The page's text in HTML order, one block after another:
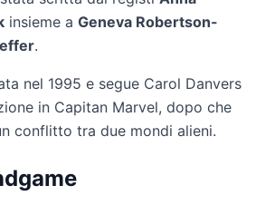
insieme a Geneva Robertson-
.
nel 1995 e segue Carol Danvers
in Capitan Marvel, dopo che
conflitto tra due mondi alieni.